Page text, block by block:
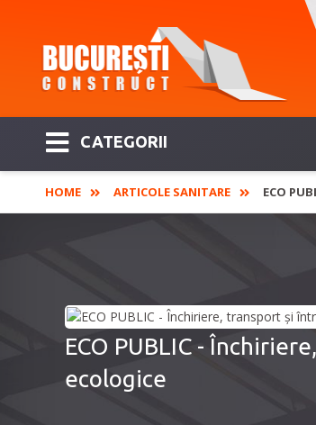
CATEGORII
HOME ARTICOLE SANITARE ECO
ECO PUBLIC -
ecologice